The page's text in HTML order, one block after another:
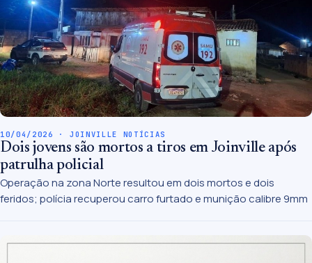
10/04/2026 · JOINVILLE NOTÍCIAS
Dois jovens são mortos a tiros em Joinville após
patrulha policial
Operação na zona Norte resultou em dois mortos e dois
feridos; polícia recuperou carro furtado e munição calibre 9mm